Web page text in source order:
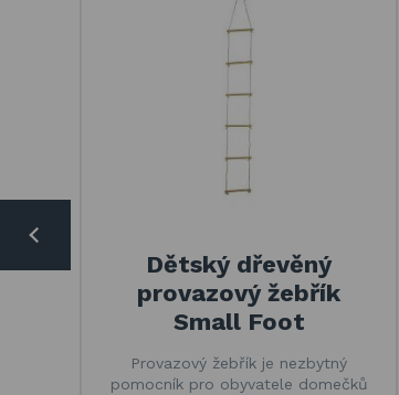
Dětský dřevěný
provazový žebřík
Small Foot
Provazový žebřík je nezbytný
pomocník pro obyvatele domečků